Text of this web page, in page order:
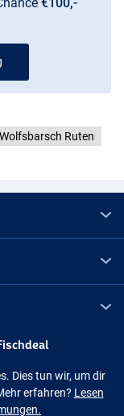
Wolfsbarsch Ruten
Dies tun wir, um dir
erfahren? Lesen